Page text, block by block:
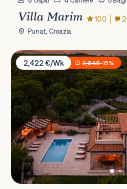
Villa Marim 10.0 2
Punat, Croazia
Villa LuLu
2,422 €/Wk
2,849-15%